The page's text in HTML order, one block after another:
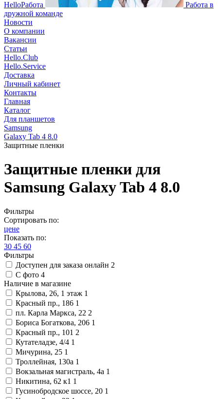
HelloРабота
Работа в
дружной команде
Новости
О компании
Вакансии
Статьи
Hello.Club
Hello.Service
Доставка
Личный кабинет
Контакты
Главная
Каталог
Для планшетов
Samsung
Galaxy Tab 4 8.0
Защитные пленки
Защитные пленки для
Samsung Galaxy Tab 4 8.0
Фильтры
Сортировать по:
цене
Показать по:
30 45 60
Фильтры
Доступен для заказа онлайн 2
С фото 4
Наличие в магазине
Крылова, 26, 1 этаж 1
Красный пр., 186 1
пл. Карла Маркса, 22 2
Бориса Богаткова, 206 1
Красный пр., 101 2
Кутателадзе, 4/4 1
Мичурина, 25 1
Троллейная, 130а 1
Вокзальная магистраль, 4а 1
Никитина, 62 к1 1
Гусинобродское шоссе, 20 1